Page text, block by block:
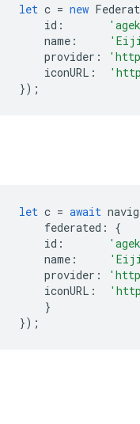
let c = new
id :
name : 'Eiji
provider :
iconURL :
});
let c = await
federated :
{
id :
name : 'Eiji
provider :
iconURL :
}
});